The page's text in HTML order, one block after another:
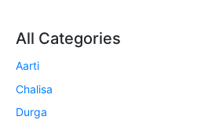
All Categories
Aarti
Chalisa
Durga